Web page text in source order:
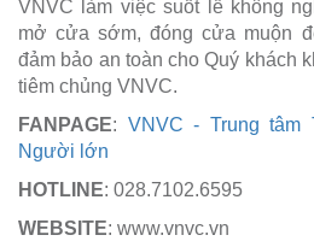
VNVC làm việc suốt lễ không
mở cửa sớm, đóng cửa muộn
đảm bảo an toàn cho Quý khách
tiêm chủng VNVC.
FANPAGE: VNVC - Trung tâm
Người lớn
HOTLINE: 028.7102.6595
WEBSITE: www.vnvc.vn